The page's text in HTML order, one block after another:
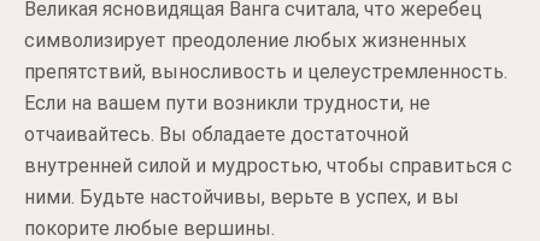
Великая ясновидящая Ванга считала, что жеребец
символизирует преодоление любых жизненных
препятствий, выносливость и целеустремленность.
Если на вашем пути возникли трудности, не
отчаивайтесь. Вы обладаете достаточной
внутренней силой и мудростью, чтобы справиться с
ними. Будьте настойчивы, верьте в успех, и вы
покорите любые вершины.